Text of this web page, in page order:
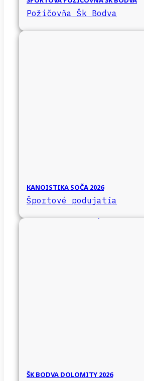
Požičovňa Šk Bodva
KANOISTIKA SOČA 2026
Športové podujatia
ŠK BODVA DOLOMITY 2026